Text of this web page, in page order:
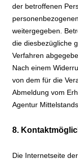
der betroffenen
weitergegeben.
die diesbezügliche
Verfahren
Nach einem
von dem für die
Abmeldung vom
Agentur
8.
Die Internetseite